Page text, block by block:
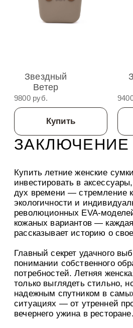
Звездный
Ветер
9800 руб.
Купить
ЗАКЛЮЧЕНИЕ
Купить летние женские
инвестировать в
дух времени — стремление
экологичности и
революционных EVA-
кожаных вариантов —
рассказывает историю о
Главный секрет удачного
понимании собственного
потребностей. Летняя
только выглядеть стильно,
надежным спутником в
ситуациях — от утренней
вечернего ужина в ресторане.